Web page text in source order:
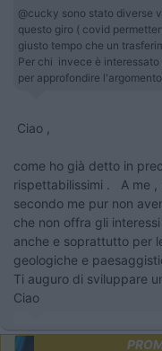
@cucky sono stato diverse
questo giro ( covid
giusto tempo che un
Per chi invece è
per approfondire
Ciao ,
come ho già detto in
rispettabilissimi . A me ,
secondo me pur non
che non offra gli
anche e soprattutto per
geologiche e
Ti auguro di sviluppare
Ciao